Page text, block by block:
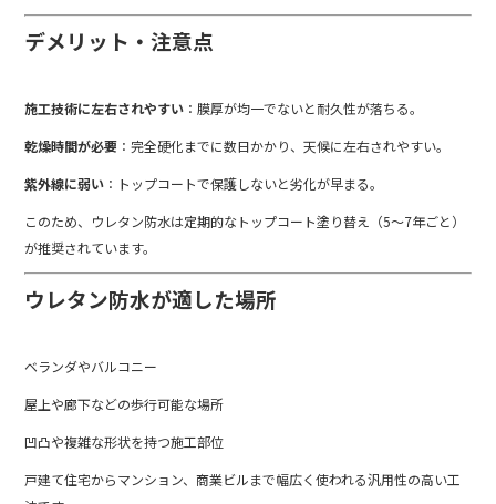
デメリット・注意点
施工技術に左右されやすい ：膜厚が均一でないと耐久性が落ちる。
乾燥時間が必要 ：完全硬化までに数日かかり、天候に左右されやすい。
紫外線に弱い ：トップコートで保護しないと劣化が早まる。
このため、ウレタン防水は定期的なトップコート塗り替え（5〜7年ごと）
が推奨されています。
ウレタン防水が適した場所
ベランダやバルコニー
屋上や廊下などの歩行可能な場所
凹凸や複雑な形状を持つ施工部位
戸建て住宅からマンション、商業ビルまで幅広く使われる汎用性の高い工